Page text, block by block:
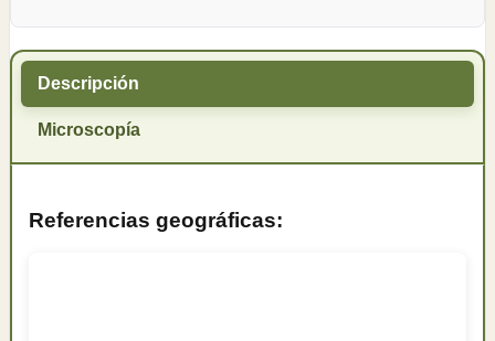
Descripción
Microscopía
Referencias geográficas: